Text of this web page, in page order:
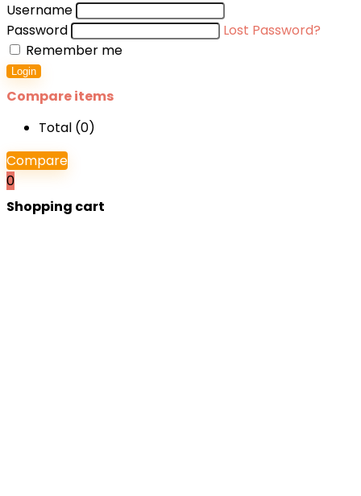
Username
Password
Lost Password?
Remember me
Login
Compare items
Total (0)
Compare
0
Shopping cart